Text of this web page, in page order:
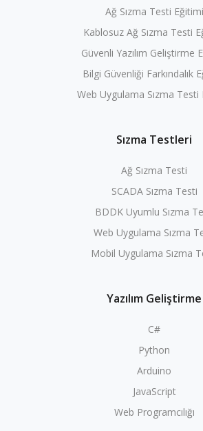
Ağ Sızma Testi Eğitimi
Kablosuz Ağ Sızma Testi
Güvenli Yazılım Geliştirme
Bilgi Güvenliği Farkındalık
Web Uygulama Sızma Testi
Sızma Testleri
Ağ Sızma Testi
SCADA Sızma Testi
BDDK Uyumlu Sızma
Web Uygulama Sızma
Mobil Uygulama Sızma
Yazılım Geliştirme
C#
Python
Arduino
JavaScript
Web Programcılığı